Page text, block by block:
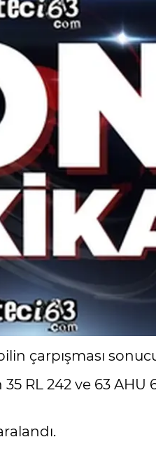
çarpışması
RL 242 ve 63 AHU